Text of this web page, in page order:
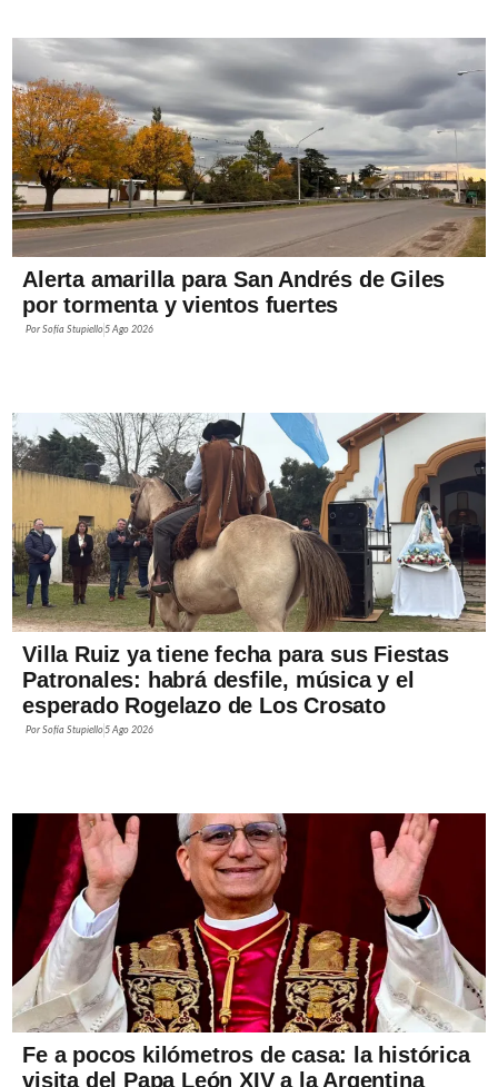
Alerta amarilla para San Andrés de Giles
por tormenta y vientos fuertes
PorSofía Stupiello5 Ago 2026
Villa Ruiz ya tiene fecha para sus Fiestas
Patronales: habrá desfile, música y el
esperado Rogelazo de Los Crosato
PorSofía Stupiello5 Ago 2026
Fe a pocos kilómetros de casa: la histórica
visita del Papa León XIV a la Argentina